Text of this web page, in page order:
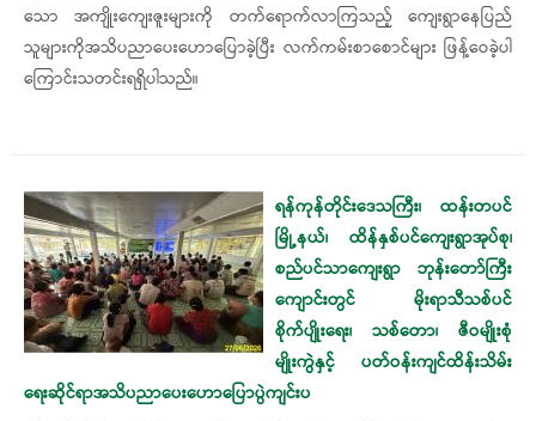
သော အကျိုးကျေးဇူးများကို တက်ရောက်လာကြသည့် ကျေးရွာနေပြည်
သူများကိုအသိပညာပေးဟောပြောခဲ့ပြီး လက်ကမ်းစာစောင်များ ဖြန့်ဝေခဲ့ပါ
ကြောင်းသတင်းရရှိပါသည်။
ရန်ကုန်တိုင်းဒေသကြီး၊ ထန်းတပင်
မြို့နယ်၊ ထိန်နှစ်ပင်ကျေးရွာအုပ်စု၊
စည်ပင်သာကျေးရွာ ဘုန်းတော်ကြီး
ကျောင်းတွင် မိုးရာသီသစ်ပင်
စိုက်ပျိုးရေး၊ သစ်တော၊ ဇီဝမျိုးစုံ
မျိုးကွဲနှင့် ပတ်ဝန်းကျင်ထိန်းသိမ်း
ရေးဆိုင်ရာအသိပညာပေးဟောပြောပွဲကျင်းပ